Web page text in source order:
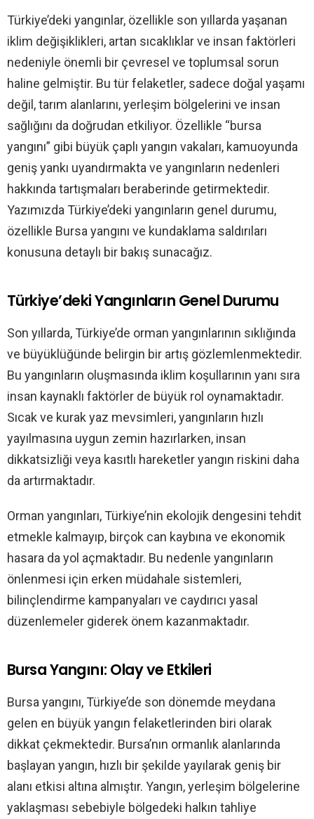
Türkiye’deki yangınlar, özellikle son yıllarda yaşanan
iklim değişiklikleri, artan sıcaklıklar ve insan faktörleri
nedeniyle önemli bir çevresel ve toplumsal sorun
haline gelmiştir. Bu tür felaketler, sadece doğal yaşamı
değil, tarım alanlarını, yerleşim bölgelerini ve insan
sağlığını da doğrudan etkiliyor. Özellikle “bursa
yangını” gibi büyük çaplı yangın vakaları, kamuoyunda
geniş yankı uyandırmakta ve yangınların nedenleri
hakkında tartışmaları beraberinde getirmektedir.
Yazımızda Türkiye’deki yangınların genel durumu,
özellikle Bursa yangını ve kundaklama saldırıları
konusuna detaylı bir bakış sunacağız.
Türkiye’deki Yangınların Genel Durumu
Son yıllarda, Türkiye’de orman yangınlarının sıklığında
ve büyüklüğünde belirgin bir artış gözlemlenmektedir.
Bu yangınların oluşmasında iklim koşullarının yanı sıra
insan kaynaklı faktörler de büyük rol oynamaktadır.
Sıcak ve kurak yaz mevsimleri, yangınların hızlı
yayılmasına uygun zemin hazırlarken, insan
dikkatsizliği veya kasıtlı hareketler yangın riskini daha
da artırmaktadır.
Orman yangınları, Türkiye’nin ekolojik dengesini tehdit
etmekle kalmayıp, birçok can kaybına ve ekonomik
hasara da yol açmaktadır. Bu nedenle yangınların
önlenmesi için erken müdahale sistemleri,
bilinçlendirme kampanyaları ve caydırıcı yasal
düzenlemeler giderek önem kazanmaktadır.
Bursa Yangını: Olay ve Etkileri
Bursa yangını, Türkiye’de son dönemde meydana
gelen en büyük yangın felaketlerinden biri olarak
dikkat çekmektedir. Bursa’nın ormanlık alanlarında
başlayan yangın, hızlı bir şekilde yayılarak geniş bir
alanı etkisi altına almıştır. Yangın, yerleşim bölgelerine
yaklaşması sebebiyle bölgedeki halkın tahliye